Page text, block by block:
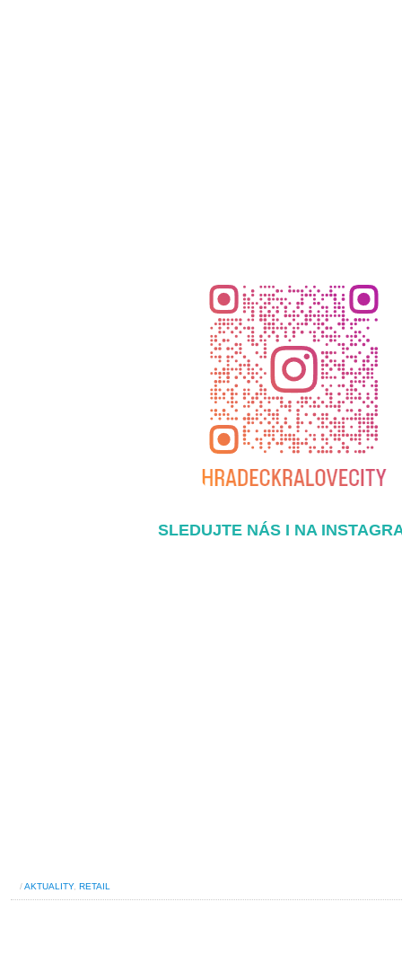
SLEDUJTE NÁS I NA
/AKTUALITY, RETAIL